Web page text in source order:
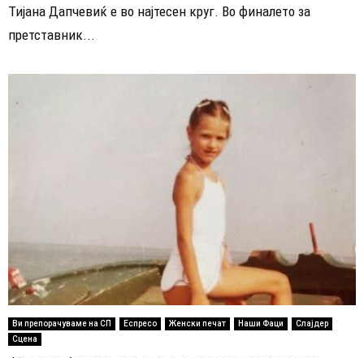
Тијана Дапчевиќ е во најтесен круг. Во финалето за
претставник...
Ви препорачуваме на СП Еспресо Женски печат Наши Фаци
Слајдер
Сцена